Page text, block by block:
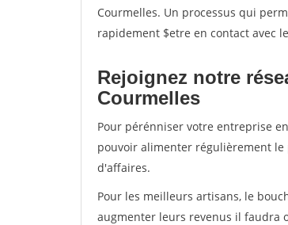
Courmelles. Un processus qui
rapidement $etre en contact avec
Rejoignez notre
Courmelles
Pour pérénniser votre entreprise
pouvoir alimenter régulièrement
d'affaires.
Pour les meilleurs artisans, le
augmenter leurs revenus il faudra